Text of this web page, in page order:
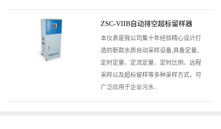
ZSC-VIIB自动排空超标留样器
本仪表是我公司集十年经验精心设计打
造的新款水质自动采样设备,具备定量、
定时定量、定流定量、定时比例、远程
采样以及超标留样等多种采样方式，可
广泛应用于企业污水...